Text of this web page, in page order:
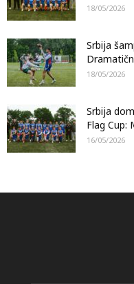
18/05/2026
Srbija
18/05/2026
Srbija
Flag Cup:
16/05/2026